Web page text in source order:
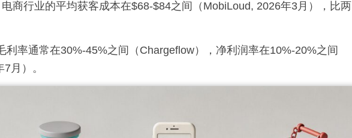
电商行业的平均获客成本在$68-$84之间（MobiLoud, 2026年3月），比两
利率通常在30%-45%之间（Chargeflow），净利润率在10%-20%之间
月）。